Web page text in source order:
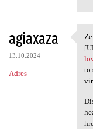
agiaxaza
13.10.2024
Adres
to